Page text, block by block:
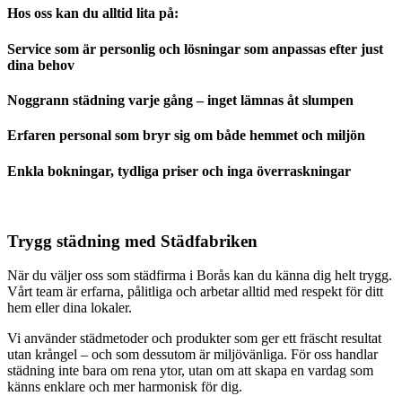
Hos oss kan du alltid lita på:
Service som är personlig och lösningar som anpassas efter just
dina behov
Noggrann städning varje gång – inget lämnas åt slumpen
Erfaren personal som bryr sig om både hemmet och miljön
Enkla bokningar, tydliga priser och inga överraskningar
Trygg städning med Städfabriken
När du väljer oss som städfirma i Borås kan du känna dig helt trygg.
Vårt team är erfarna, pålitliga och arbetar alltid med respekt för ditt
hem eller dina lokaler.
Vi använder städmetoder och produkter som ger ett fräscht resultat
utan krångel – och som dessutom är miljövänliga. För oss handlar
städning inte bara om rena ytor, utan om att skapa en vardag som
känns enklare och mer harmonisk för dig.